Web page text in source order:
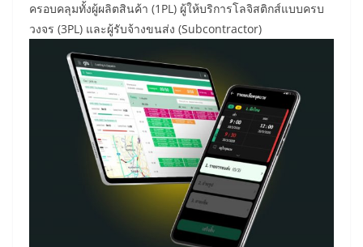
ครอบคลุมทั้งผู้ผลิตสินค้า (1PL) ผู้ให้บริการโลจิสติกส์แบบครบ
วงจร (3PL) และผู้รับจ้างขนส่ง (Subcontractor)